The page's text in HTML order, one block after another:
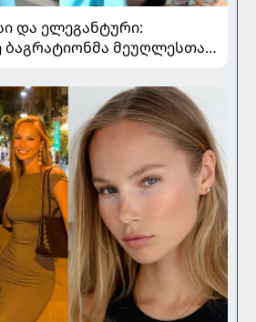
და ელეგანტური:
ბაგრატიონმა მეუღლესთან